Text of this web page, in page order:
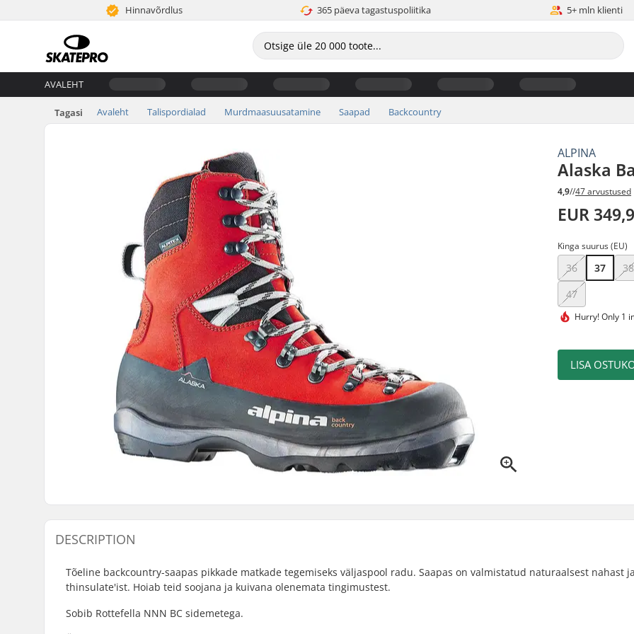
Hinnavõrdlus 365 päeva tagastuspoliitika 5+ mln klienti
AVALEHT
Tagasi Avaleht Talispordialad Murdmaasuusatamine Saapad Backcountry
ALPINA
Alaska
4,9//47 arvustused
EUR
Kinga suurus (EU)
36 37 38
47
Hurry!Only 1
LISA
DESCRIPTION
Tõeline backcountry-saapas pikkade matkade tegemiseks väljaspool radu. Saapas on valmistatud naturaalsest nahast ja
thinsulate'ist. Hoiab teid soojana ja kuivana olenemata tingimustest.
Sobib Rottefella NNN BC sidemetega.